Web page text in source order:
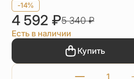
-14%
4 592 ₽5 340₽
Есть в наличии
Купить